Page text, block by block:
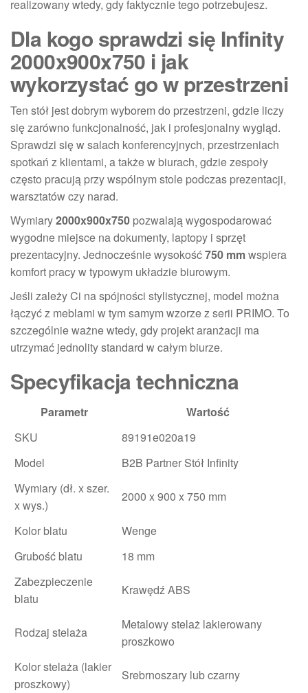
realizowany wtedy, gdy faktycznie tego potrzebujesz.
Dla kogo sprawdzi się Infinity
2000x900x750 i jak
wykorzystać go w przestrzeni
Ten stół jest dobrym wyborem do przestrzeni, gdzie liczy
się zarówno funkcjonalność, jak i profesjonalny wygląd.
Sprawdzi się w salach konferencyjnych, przestrzeniach
spotkań z klientami, a także w biurach, gdzie zespoły
często pracują przy wspólnym stole podczas prezentacji,
warsztatów czy narad.
Wymiary2000x900x750 pozwalają wygospodarować
wygodne miejsce na dokumenty, laptopy i sprzęt
prezentacyjny. Jednocześnie wysokość750 mmwspiera
komfort pracy w typowym układzie biurowym.
Jeśli zależy Ci na spójności stylistycznej, model można
łączyć z meblami w tym samym wzorze z serii PRIMO. To
szczególnie ważne wtedy, gdy projekt aranżacji ma
utrzymać jednolity standard w całym biurze.
Specyfikacja techniczna
Parametr
Wartość
SKU
89191e020a19
Model
B2B Partner Stół Infinity
Wymiary (dł. x szer.
x wys.)
2000 x 900 x 750 mm
Kolor blatu
Wenge
Grubość blatu
18 mm
Zabezpieczenie
blatu
Krawędź ABS
Rodzaj stelaża
Metalowy stelaż lakierowany
proszkowo
Kolor stelaża (lakier
proszkowy)
Srebrnoszary lub czarny